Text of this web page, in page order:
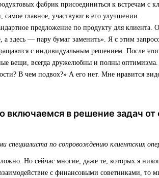
фабрик присоединиться к встречам с
главное, участвуют в его улучшении.
предложение по продукту для клиента.
а здесь — пару бумаг заменить». Я с этим
с индивидуальным решением. После
вещи, всегда дружелюбны и полны
В чем подвох?» А его нет. Мне нравится
включаемся в решение задач
специалиста по сопровождению клиентских
Но сейчас многие, даже те, которых я
с финансовыми советниками, то